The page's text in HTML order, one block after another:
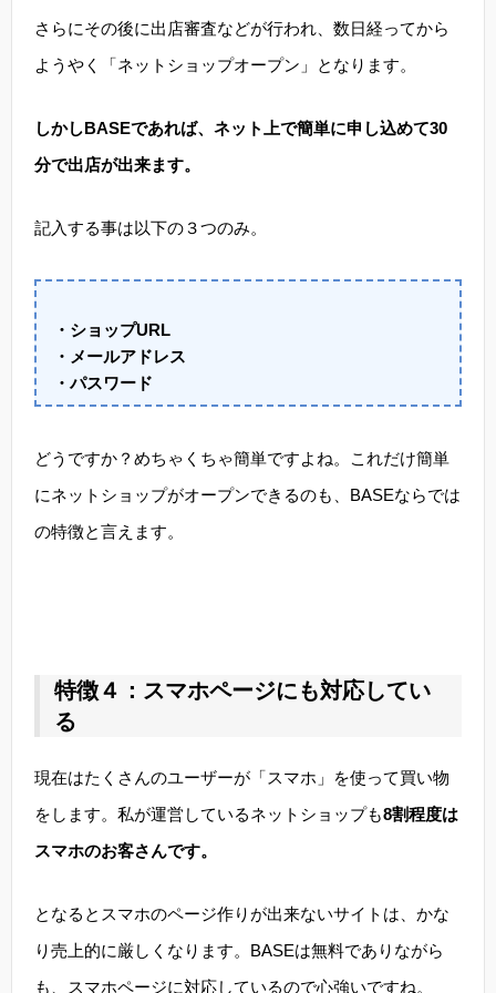
さらにその後に出店審査などが行われ、数日経ってから
ようやく「ネットショップオープン」となります。
しかしBASEであれば、ネット上で簡単に申し込めて30
分で出店が出来ます。
記入する事は以下の３つのみ。
・ショップURL
・メールアドレス
・パスワード
どうですか？めちゃくちゃ簡単ですよね。これだけ簡単
にネットショップがオープンできるのも、BASEならでは
の特徴と言えます。
特徴４：スマホページにも対応してい
る
現在はたくさんのユーザーが「スマホ」を使って買い物
をします。私が運営しているネットショップも8割程度は
スマホのお客さんです。
となるとスマホのページ作りが出来ないサイトは、かな
り売上的に厳しくなります。BASEは無料でありながら
も、スマホページに対応しているので心強いですね。